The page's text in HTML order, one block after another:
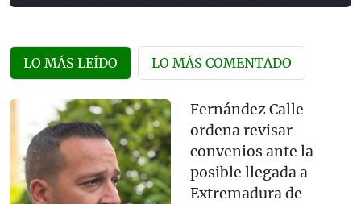
LO MÁS LEÍDO LO MÁS COMENTADO
Fernández Calle
ordena revisar
convenios ante la
posible llegada a
Extremadura de